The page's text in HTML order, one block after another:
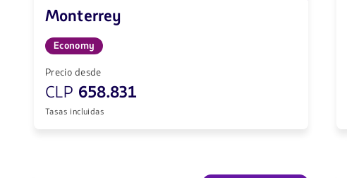
Monterrey
Economy
Precio desde
CLP 658.831
Tasas incluidas